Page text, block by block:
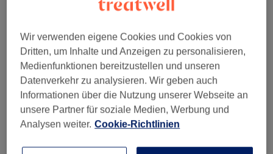
Mehr Salons anzeigen
Wir verwenden eigene Cookies und Cookies von
Dritten, um Inhalte und Anzeigen zu personalisieren,
Medienfunktionen bereitzustellen und unseren
Datenverkehr zu analysieren. Wir geben auch
Informationen über die Nutzung unserer Webseite an
unsere Partner für soziale Medien, Werbung und
Analysen weiter. Cookie-Richtlinien